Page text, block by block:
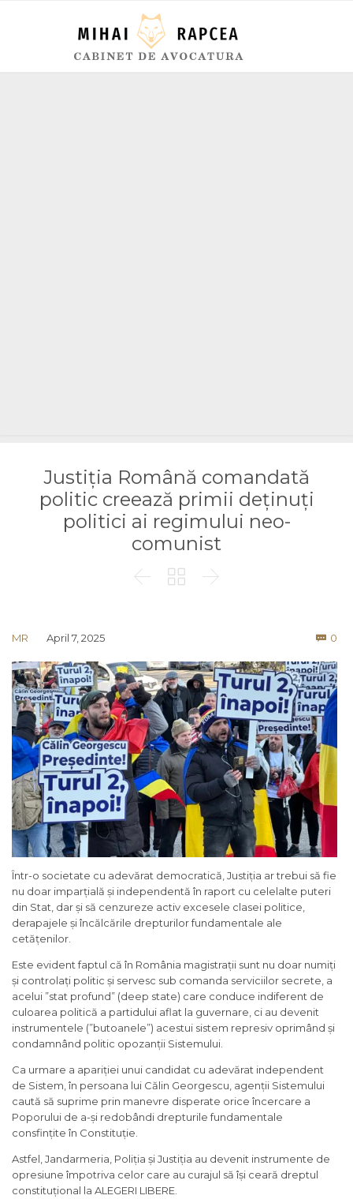
Justiția Română comandată
politic creează primii deținuți
politici ai regimului neo-
comunist
  
MR April 7, 2025  0
Într-o societate cu adevărat democratică, Justiția ar trebui să fie
nu doar imparțială și independentă în raport cu celelalte puteri
din Stat, dar și să cenzureze activ excesele clasei politice,
derapajele și încălcările drepturilor fundamentale ale
cetățenilor.
Este evident faptul că în România magistrații sunt nu doar numiți
și controlați politic și servesc sub comanda serviciilor secrete, a
acelui ”stat profund” (deep state) care conduce indiferent de
culoarea politică a partidului aflat la guvernare, ci au devenit
instrumentele (”butoanele”) acestui sistem represiv oprimând și
condamnând politic opozanții Sistemului.
Ca urmare a apariției unui candidat cu adevărat independent
de Sistem, în persoana lui Călin Georgescu, agenții Sistemului
caută să suprime prin manevre disperate orice încercare a
Poporului de a-și redobândi drepturile fundamentale
consfințite în Constituție.
Astfel, Jandarmeria, Poliția și Justiția au devenit instrumente de
opresiune împotriva celor care au curajul să își ceară dreptul
constituțional la ALEGERI LIBERE.